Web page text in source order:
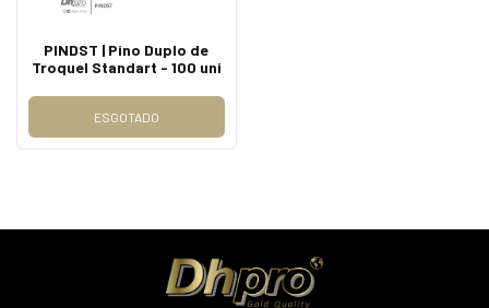
PINDST | Pino Duplo de
Troquel Standart - 100 uni
ESGOTADO